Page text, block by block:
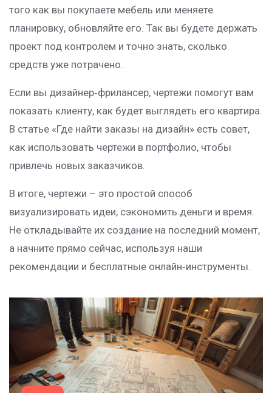
того как вы покупаете мебель или меняете
планировку, обновляйте его. Так вы будете держать
проект под контролем и точно знать, сколько
средств уже потрачено.
Если вы дизайнер‑фрилансер, чертежи помогут вам
показать клиенту, как будет выглядеть его квартира.
В статье «Где найти заказы на дизайн» есть совет,
как использовать чертежи в портфолио, чтобы
привлечь новых заказчиков.
В итоге, чертежи – это простой способ
визуализировать идеи, сэкономить деньги и время.
Не откладывайте их создание на последний момент,
а начните прямо сейчас, используя наши
рекомендации и бесплатные онлайн‑инструменты.